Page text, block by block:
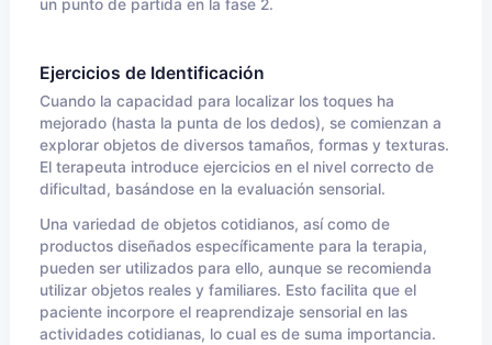
un punto de partida en la fase 2.
Ejercicios de Identificación
Cuando la capacidad para localizar los toques ha
mejorado (hasta la punta de los dedos), se comienzan a
explorar objetos de diversos tamaños, formas y texturas.
El terapeuta introduce ejercicios en el nivel correcto de
dificultad, basándose en la evaluación sensorial.
Una variedad de objetos cotidianos, así como de
productos diseñados específicamente para la terapia,
pueden ser utilizados para ello, aunque se recomienda
utilizar objetos reales y familiares. Esto facilita que el
paciente incorpore el reaprendizaje sensorial en las
actividades cotidianas, lo cual es de suma importancia.